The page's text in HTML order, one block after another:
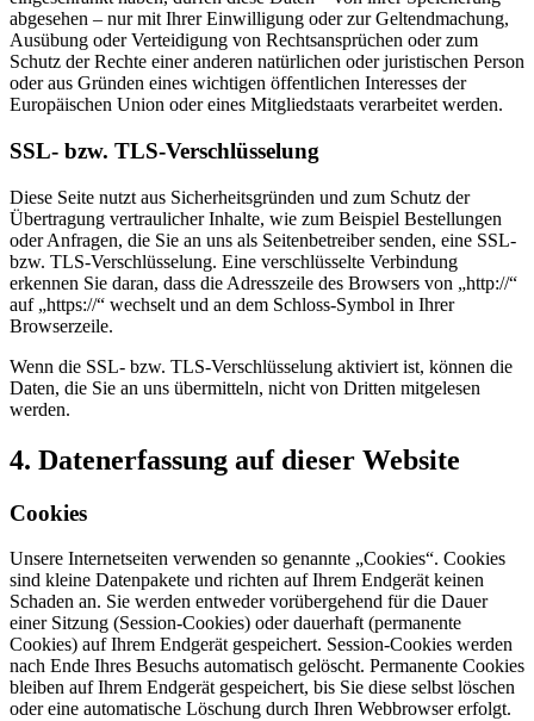
abgesehen – nur mit Ihrer Einwilligung oder zur Geltendmachung,
Ausübung oder Verteidigung von Rechtsansprüchen oder zum
Schutz der Rechte einer anderen natürlichen oder juristischen Person
oder aus Gründen eines wichtigen öffentlichen Interesses der
Europäischen Union oder eines Mitgliedstaats verarbeitet werden.
SSL- bzw. TLS-Verschlüsselung
Diese Seite nutzt aus Sicherheitsgründen und zum Schutz der
Übertragung vertraulicher Inhalte, wie zum Beispiel Bestellungen
oder Anfragen, die Sie an uns als Seitenbetreiber senden, eine SSL-
bzw. TLS-Verschlüsselung. Eine verschlüsselte Verbindung
erkennen Sie daran, dass die Adresszeile des Browsers von „http://“
auf „https://“ wechselt und an dem Schloss-Symbol in Ihrer
Browserzeile.
Wenn die SSL- bzw. TLS-Verschlüsselung aktiviert ist, können die
Daten, die Sie an uns übermitteln, nicht von Dritten mitgelesen
werden.
4. Datenerfassung auf dieser Website
Cookies
Unsere Internetseiten verwenden so genannte „Cookies“. Cookies
sind kleine Datenpakete und richten auf Ihrem Endgerät keinen
Schaden an. Sie werden entweder vorübergehend für die Dauer
einer Sitzung (Session-Cookies) oder dauerhaft (permanente
Cookies) auf Ihrem Endgerät gespeichert. Session-Cookies werden
nach Ende Ihres Besuchs automatisch gelöscht. Permanente Cookies
bleiben auf Ihrem Endgerät gespeichert, bis Sie diese selbst löschen
oder eine automatische Löschung durch Ihren Webbrowser erfolgt.